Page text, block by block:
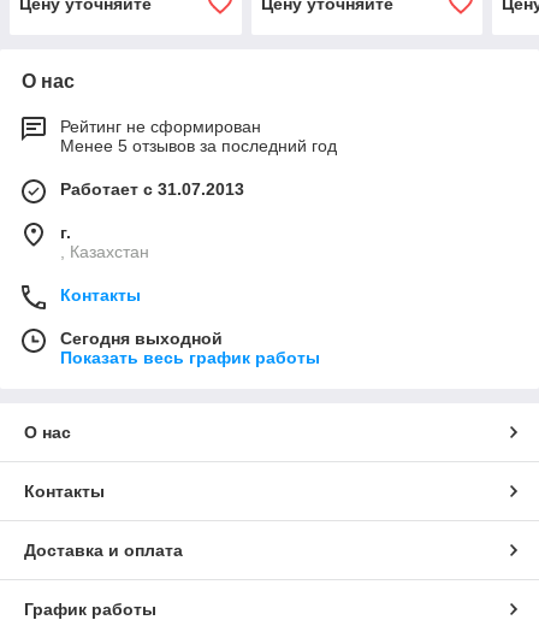
Цену уточняйте
(ЦГ-125.100х580.55-03)
Цену уточняйте
О нас
Рейтинг не сформирован
Менее 5 отзывов за последний год
Работает с 31.07.2013
г.
, Казахстан
Контакты
Сегодня выходной
Показать весь график работы
О нас
Контакты
Доставка и оплата
График работы